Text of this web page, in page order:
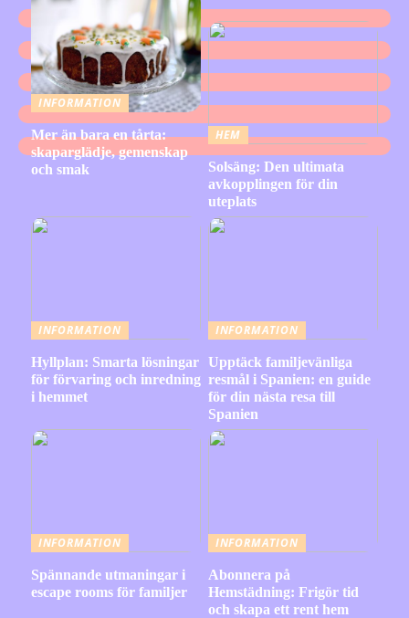
INFORMATION
Mer än bara en tårta:
skaparglädje, gemenskap
och smak
HEM
Solsäng: Den ultimata
avkopplingen för din
uteplats
INFORMATION
Hyllplan: Smarta lösningar
för förvaring och inredning
i hemmet
INFORMATION
Upptäck familjevänliga
resmål i Spanien: en guide
för din nästa resa till
Spanien
INFORMATION
Spännande utmaningar i
escape rooms för familjer
INFORMATION
Abonnera på
Hemstädning: Frigör tid
och skapa ett rent hem